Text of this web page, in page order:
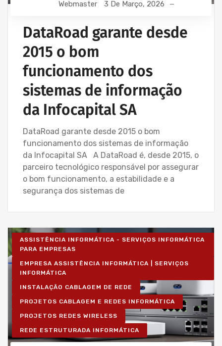
MANUTENÇÃO INFORMÁTICA EMPRESAS
Webmaster 3 De Março, 2026
DataRoad garante desde
2015 o bom
funcionamento dos
sistemas de informação
da Infocapital SA
DataRoad garante desde 2015 o bom
funcionamento dos sistemas de informação
da Infocapital SA A DataRoad é, desde 2015, o
parceiro tecnológico responsável por assegurar
o bom funcionamento, a estabilidade e a
segurança dos sistemas de
ASSISTÊNCIA INFORMÁTICA - SERVIÇOS INFORMÁTICA
PARA EMPRESAS
EMPRESA ASSISTÊNCIA INFORMÁTICA | SERVIÇOS
INFORMÁTICA
INSTALAÇÃO CABLAGEM DE REDE
PROJETOS CABLAGEM E REDES INFORMÁTICA
PROJETOS REDES WIRELESS
REDE ESTRUTURADA INFORMÁTICA